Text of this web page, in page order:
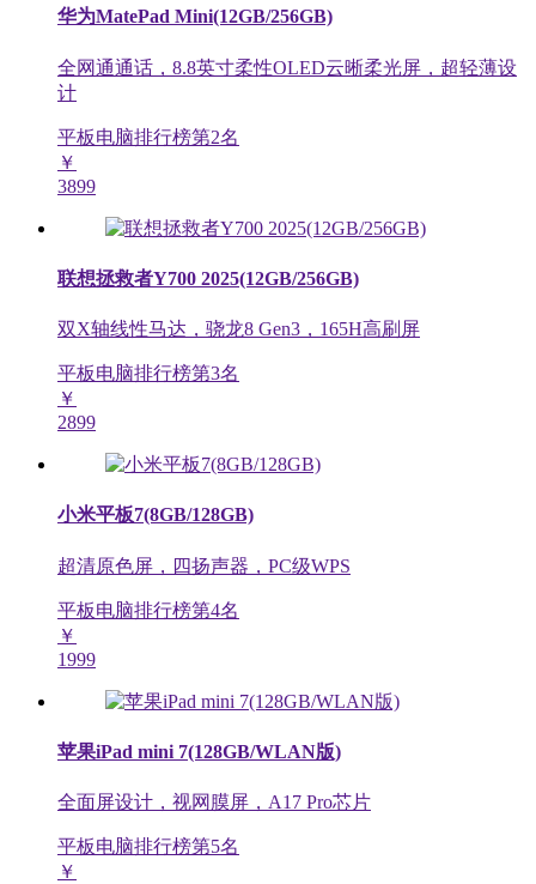
华为MatePad Mini(12GB/256GB)
全网通通话，8.8英寸柔性OLED云晰柔光屏，超轻薄设
计
平板电脑排行榜第2名
￥
3899
联想拯救者Y700 2025(12GB/256GB)
双X轴线性马达，骁龙8 Gen3，165H高刷屏
平板电脑排行榜第3名
￥
2899
小米平板7(8GB/128GB)
超清原色屏，四扬声器，PC级WPS
平板电脑排行榜第4名
￥
1999
苹果iPad mini 7(128GB/WLAN版)
全面屏设计，视网膜屏，A17 Pro芯片
平板电脑排行榜第5名
￥